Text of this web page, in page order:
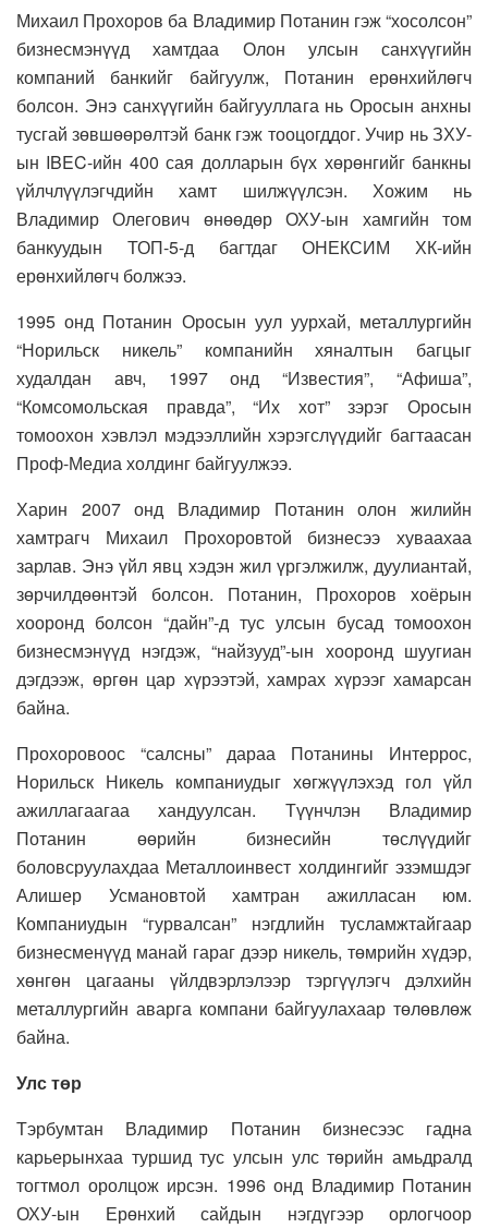
Михаил Прохоров ба Владимир Потанин гэж “хосолсон”
бизнесмэнүүд хамтдаа Олон улсын санхүүгийн
компаний банкийг байгуулж, Потанин ерөнхийлөгч
болсон. Энэ санхүүгийн байгууллага нь Оросын анхны
тусгай зөвшөөрөлтэй банк гэж тооцогддог. Учир нь ЗХУ-
ын IBEC-ийн 400 сая долларын бүх хөрөнгийг банкны
үйлчлүүлэгчдийн хамт шилжүүлсэн. Хожим нь
Владимир Олегович өнөөдөр ОХУ-ын хамгийн том
банкуудын ТОП-5-д багтдаг ОНЕКСИМ ХК-ийн
ерөнхийлөгч болжээ.
1995 онд Потанин Оросын уул уурхай, металлургийн
“Норильск никель” компанийн хяналтын багцыг
худалдан авч, 1997 онд “Известия”, “Афиша”,
“Комсомольская правда”, “Их хот” зэрэг Оросын
томоохон хэвлэл мэдээллийн хэрэгслүүдийг багтаасан
Проф-Медиа холдинг байгуулжээ.
Харин 2007 онд Владимир Потанин олон жилийн
хамтрагч Михаил Прохоровтой бизнесээ хуваахаа
зарлав. Энэ үйл явц хэдэн жил үргэлжилж, дуулиантай,
зөрчилдөөнтэй болсон. Потанин, Прохоров хоёрын
хооронд болсон “дайн”-д тус улсын бусад томоохон
бизнесмэнүүд нэгдэж, “найзууд”-ын хооронд шуугиан
дэгдээж, өргөн цар хүрээтэй, хамрах хүрээг хамарсан
байна.
Прохоровоос “салсны” дараа Потанины Интеррос,
Норильск Никель компаниудыг хөгжүүлэхэд гол үйл
ажиллагаагаа хандуулсан. Түүнчлэн Владимир
Потанин өөрийн бизнесийн төслүүдийг
боловсруулахдаа Металлоинвест холдингийг эзэмшдэг
Алишер Усмановтой хамтран ажилласан юм.
Компаниудын “гурвалсан” нэгдлийн тусламжтайгаар
бизнесменүүд манай гараг дээр никель, төмрийн хүдэр,
хөнгөн цагааны үйлдвэрлэлээр тэргүүлэгч дэлхийн
металлургийн аварга компани байгуулахаар төлөвлөж
байна.
Улс төр
Тэрбумтан Владимир Потанин бизнесээс гадна
карьерынхаа туршид тус улсын улс төрийн амьдралд
тогтмол оролцож ирсэн. 1996 онд Владимир Потанин
ОХУ-ын Ерөнхий сайдын нэгдүгээр орлогчоор